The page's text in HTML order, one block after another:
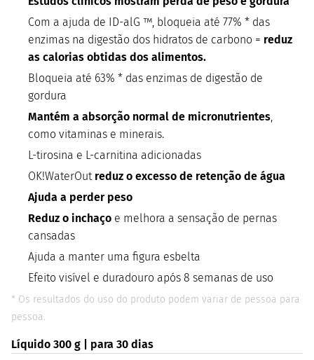
Com a ajuda de ID-alG ™, bloqueia até 77% * das
enzimas na digestão dos hidratos de carbono = reduz
as calorias obtidas dos alimentos.
Bloqueia até 63% * das enzimas de digestão de
gordura
Mantém a absorção normal de micronutrientes,
como vitaminas e minerais.
L-tirosina e L-carnitina adicionadas
OK!WaterOut reduz o excesso de retenção de água
Ajuda a perder peso
Reduz o inchaço e melhora a sensação de pernas
cansadas
Ajuda a manter uma figura esbelta
Efeito visível e duradouro após 8 semanas de uso
* Os resultados do uso do produto podem variar de pessoa para
pessoa.
Líquido 300 g | para 30 dias